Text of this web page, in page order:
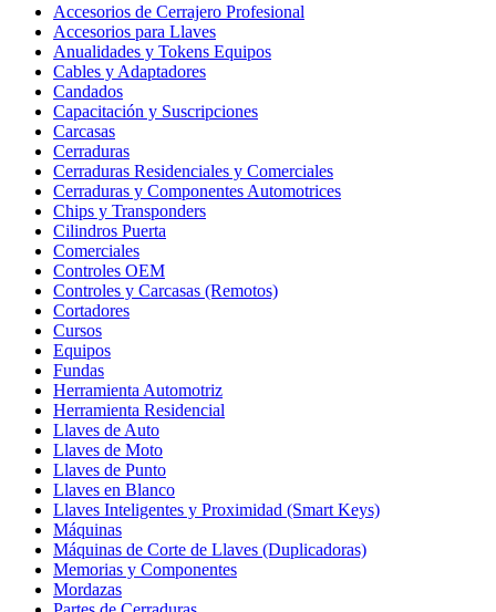
Accesorios de Cerrajero Profesional
Accesorios para Llaves
Anualidades y Tokens Equipos
Cables y Adaptadores
Candados
Capacitación y Suscripciones
Carcasas
Cerraduras
Cerraduras Residenciales y Comerciales
Cerraduras y Componentes Automotrices
Chips y Transponders
Cilindros Puerta
Comerciales
Controles OEM
Controles y Carcasas (Remotos)
Cortadores
Cursos
Equipos
Fundas
Herramienta Automotriz
Herramienta Residencial
Llaves de Auto
Llaves de Moto
Llaves de Punto
Llaves en Blanco
Llaves Inteligentes y Proximidad (Smart Keys)
Máquinas
Máquinas de Corte de Llaves (Duplicadoras)
Memorias y Componentes
Mordazas